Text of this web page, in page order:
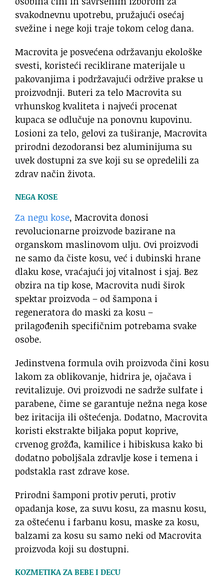
svakodnevnu upotrebu, pružajući osećaj
svežine i nege koji traje tokom celog dana.
Macrovita je posvećena održavanju ekološke
svesti, koristeći reciklirane materijale u
pakovanjima i podržavajući održive prakse u
proizvodnji. Buteri za telo Macrovita su
vrhunskog kvaliteta i najveći procenat
kupaca se odlučuje na ponovnu kupovinu.
Losioni za telo, gelovi za tuširanje, Macrovita
prirodni dezodoransi bez aluminijuma su
uvek dostupni za sve koji su se opredelili za
zdrav način života.
NEGA KOSE
Za negu kose, Macrovita donosi
revolucionarne proizvode bazirane na
organskom maslinovom ulju. Ovi proizvodi
ne samo da čiste kosu, već i dubinski hrane
dlaku kose, vraćajući joj vitalnost i sjaj. Bez
obzira na tip kose, Macrovita nudi širok
spektar proizvoda – od šampona i
regeneratora do maski za kosu –
prilagođenih specifičnim potrebama svake
osobe.
Jedinstvena formula ovih proizvoda čini kosu
lakom za oblikovanje, hidrira je, ojačava i
revitalizuje. Ovi proizvodi ne sadrže sulfate i
parabene, čime se garantuje nežna nega kose
bez iritacija ili oštećenja. Dodatno, Macrovita
koristi ekstrakte biljaka poput koprive,
crvenog grožđa, kamilice i hibiskusa kako bi
dodatno poboljšala zdravlje kose i temena i
podstakla rast zdrave kose.
Prirodni šamponi protiv peruti, protiv
opadanja kose, za suvu kosu, za masnu kosu,
za oštećenu i farbanu kosu, maske za kosu,
balzami za kosu su samo neki od Macrovita
proizvoda koji su dostupni.
KOZMETIKA ZA BEBE I DECU